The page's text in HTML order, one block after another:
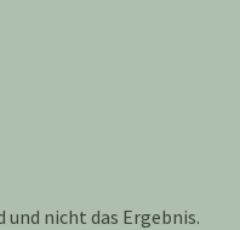
nicht das Ergebnis.